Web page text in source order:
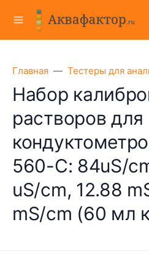
Главная Тестеры для
Набор
растворов для
560-C: 84uS/
uS/cm, 12.88
mS/cm (60 мл